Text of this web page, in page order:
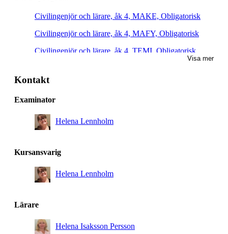
Civilingenjör och lärare, åk 4, MAKE, Obligatorisk
Civilingenjör och lärare, åk 4, MAFY, Obligatorisk
Civilingenjör och lärare, åk 4, TEMI, Obligatorisk
Visa mer
Kontakt
Examinator
Helena Lennholm
Kursansvarig
Helena Lennholm
Lärare
Helena Isaksson Persson